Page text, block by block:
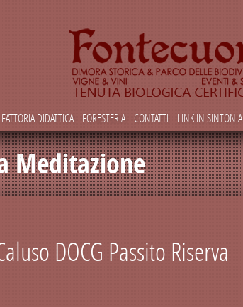
DIDATTICA FORESTERIA CONTATTI LINK IN SINTONIA
Meditazione
DOCG Passito Riserva